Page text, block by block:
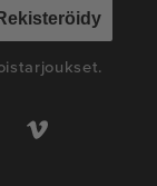
Vimeo